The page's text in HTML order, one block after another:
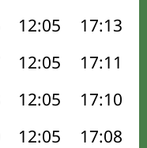
12:05 17:13
12:05 17:11
12:05 17:10
12:05 17:08